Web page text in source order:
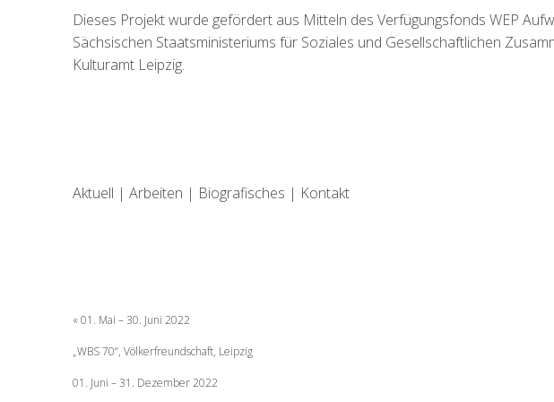
Dieses Projekt wurde gefördert aus Mitteln des Verfügungsfonds WEP
Sächsischen Staatsministeriums für Soziales und Gesellschaftlichen
Kulturamt Leipzig.
Aktuell | Arbeiten | Biografisches | Kontakt
Beitragsnavigation
01. Mai – 30. Juni 2022
„WBS 70“, Völkerfreundschaft, Leipzig
01. Juni – 31. Dezember 2022